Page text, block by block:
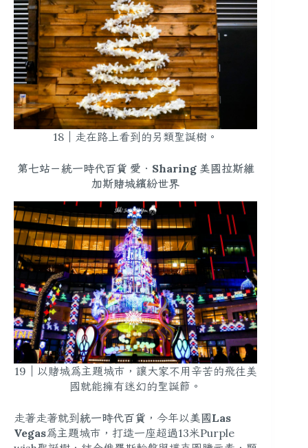
18｜走在路上看到的另類聖誕樹。
第七站－統一時代百貨 愛．Sharing 美國拉斯維
加斯賭城繽紛世界
19｜以賭城為主題城市，讓大家不用辛苦的飛往美
國就能擁有迷幻的聖誕節。
走著走著就到 統一時代百貨 ，今年以美國Las
Vegas為主題城市，打造一座超過13米Purple